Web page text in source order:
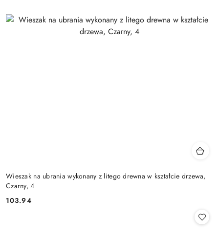
Wieszak na ubrania wykonany z litego drewna w kształcie drzewa,
Czarny, 4
Cena:
103.94